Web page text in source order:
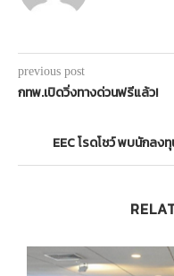
previous post
กทพ.เปิดวิ่งทางด่วนฟรีแล้ว!
EEC โรดโชว์ พบนักล